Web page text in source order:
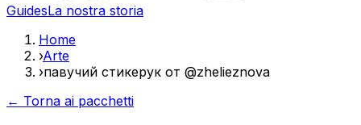
GuidesLa nostra storia
Home
›Arte
›павучий стикерук от @zhelieznova
← Torna ai pacchetti